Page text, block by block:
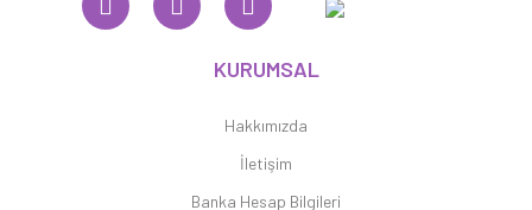
KURUMSAL
Hakkımızda
İletişim
Banka Hesap Bilgileri